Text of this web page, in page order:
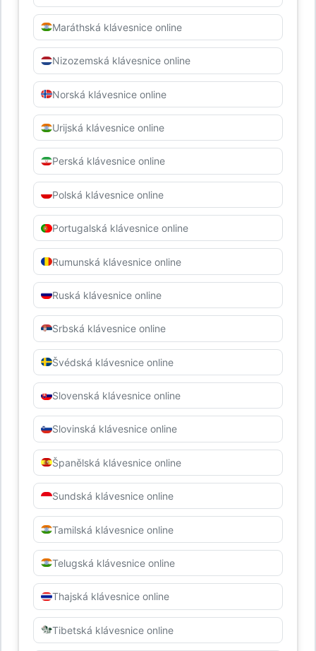
Maráthská klávesnice online
Nizozemská klávesnice online
Norská klávesnice online
Urijská klávesnice online
Perská klávesnice online
Polská klávesnice online
Portugalská klávesnice online
Rumunská klávesnice online
Ruská klávesnice online
Srbská klávesnice online
Švédská klávesnice online
Slovenská klávesnice online
Slovinská klávesnice online
Španělská klávesnice online
Sundská klávesnice online
Tamilská klávesnice online
Telugská klávesnice online
Thajská klávesnice online
Tibetská klávesnice online